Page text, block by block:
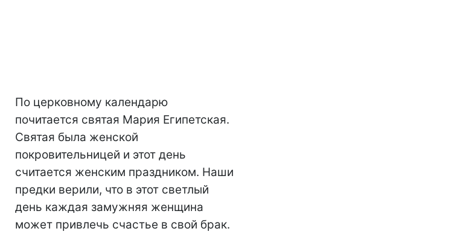
По церковному календарю
почитается святая Мария Египетская.
Святая была женской
покровительницей и этот день
считается женским праздником. Наши
предки верили, что в этот светлый
день каждая замужняя женщина
может привлечь счастье в свой брак.